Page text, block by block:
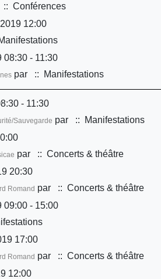
:: Conférences
12:00
08:30 - 11:30
par :: Manifestations
- 11:30
Sauvegarde par
:: Manifestations
par
:: Concerts & théâtre
20:30
Romand par
:: Concerts & théâtre
09:00 - 15:00
17:00
Romand par
:: Concerts & théâtre
12:00